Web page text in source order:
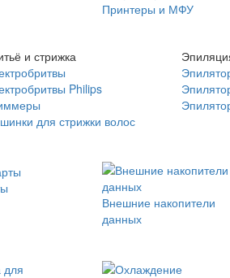
Принтеры и МФУ
и стрижка
Philips
для стрижки волос
Внешние накопители
данных